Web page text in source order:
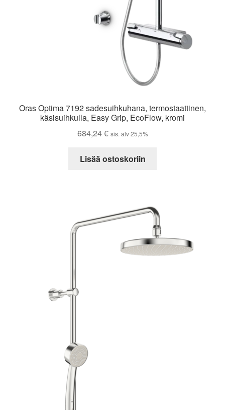
Oras Optima 7192 sadesuihkuhana, termostaattinen,
käsisuihkulla, Easy Grip, EcoFlow, kromi
684,24€ sis. alv 25,5%
Lisää ostoskoriin